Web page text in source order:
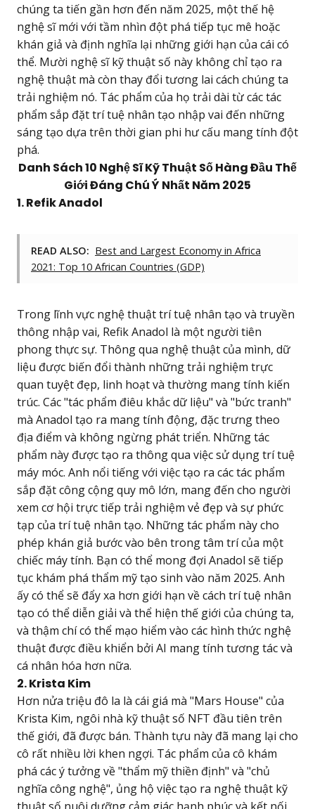
chúng ta tiến gần hơn đến năm 2025, một thế hệ
nghệ sĩ mới với tầm nhìn đột phá tiếp tục mê hoặc
khán giả và định nghĩa lại những giới hạn của cái có
thể. Mười nghệ sĩ kỹ thuật số này không chỉ tạo ra
nghệ thuật mà còn thay đổi tương lai cách chúng ta
trải nghiệm nó. Tác phẩm của họ trải dài từ các tác
phẩm sắp đặt trí tuệ nhân tạo nhập vai đến những
sáng tạo dựa trên thời gian phi hư cấu mang tính đột
phá.
Danh Sách 10 Nghệ Sĩ Kỹ Thuật Số Hàng Đầu Thế
Giới Đáng Chú Ý Nhất Năm 2025
1. Refik Anadol
READ ALSO: Best and Largest Economy in Africa
2021: Top 10 African Countries (GDP)
Trong lĩnh vực nghệ thuật trí tuệ nhân tạo và truyền
thông nhập vai, Refik Anadol là một người tiên
phong thực sự. Thông qua nghệ thuật của mình, dữ
liệu được biến đổi thành những trải nghiệm trực
quan tuyệt đẹp, linh hoạt và thường mang tính kiến
trúc. Các "tác phẩm điêu khắc dữ liệu" và "bức tranh"
mà Anadol tạo ra mang tính động, đặc trưng theo
địa điểm và không ngừng phát triển. Những tác
phẩm này được tạo ra thông qua việc sử dụng trí tuệ
máy móc. Anh nổi tiếng với việc tạo ra các tác phẩm
sắp đặt công cộng quy mô lớn, mang đến cho người
xem cơ hội trực tiếp trải nghiệm vẻ đẹp và sự phức
tạp của trí tuệ nhân tạo. Những tác phẩm này cho
phép khán giả bước vào bên trong tâm trí của một
chiếc máy tính. Bạn có thể mong đợi Anadol sẽ tiếp
tục khám phá thẩm mỹ tạo sinh vào năm 2025. Anh
ấy có thể sẽ đẩy xa hơn giới hạn về cách trí tuệ nhân
tạo có thể diễn giải và thể hiện thế giới của chúng ta,
và thậm chí có thể mạo hiểm vào các hình thức nghệ
thuật được điều khiển bởi AI mang tính tương tác và
cá nhân hóa hơn nữa.
2. Krista Kim
Hơn nửa triệu đô la là cái giá mà "Mars House" của
Krista Kim, ngôi nhà kỹ thuật số NFT đầu tiên trên
thế giới, đã được bán. Thành tựu này đã mang lại cho
cô rất nhiều lời khen ngợi. Tác phẩm của cô khám
phá các ý tưởng về "thẩm mỹ thiền định" và "chủ
nghĩa công nghệ", ủng hộ việc tạo ra nghệ thuật kỹ